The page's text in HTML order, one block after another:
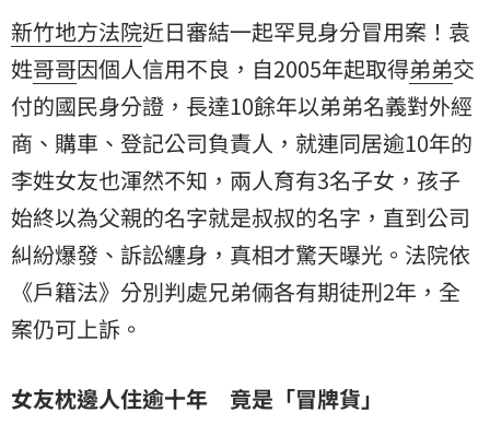
新竹地方法院近日審結一起罕見身分冒用案！袁
姓哥哥因個人信用不良，自2005年起取得弟弟交
付的國民身分證，長達10餘年以弟弟名義對外經
商、購車、登記公司負責人，就連同居逾10年的
李姓女友也渾然不知，兩人育有3名子女，孩子
始終以為父親的名字就是叔叔的名字，直到公司
糾紛爆發、訴訟纏身，真相才驚天曝光。法院依
《戶籍法》分別判處兄弟倆各有期徒刑2年，全
案仍可上訴。
女友枕邊人住逾十年 竟是「冒牌貨」